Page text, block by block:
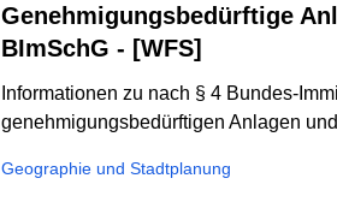
Genehmigungsbedürftige
BImSchG - [WFS]
Informationen zu nach § 4 Bundes-
genehmigungsbedürftigen Anlagen
Geographie und Stadtplanung